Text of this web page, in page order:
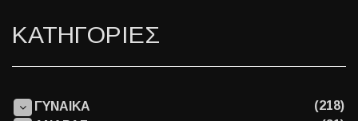
ΚΑΤΗΓΟΡΙΕΣ
ΓΥΝΑΙΚΑ
(218)